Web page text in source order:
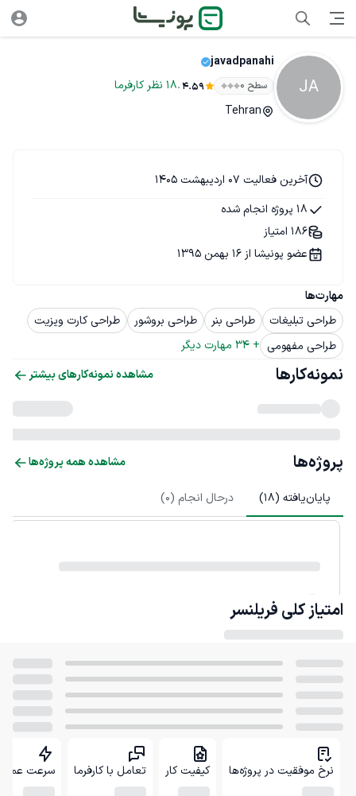
JA
javadpanahi
سطح ۰ 4.59
.
18 نظر کارفرما
Tehran
مهارت‌ها
طراحی تبلیغات
طراحی بنر طراحی بروشور
طراحی کارت ویزیت
طراحی مفهومی +
34 مهارت دیگر
آخرین فعالیت 07 اردیبهشت 1405
18 پروژه انجام شده
186 امتیاز
عضو پونیشا از 16 بهمن 1395
نمونه‌کارها مشاهده نمونه‌کارهای بیشتر
پروژه‌ها مشاهده همه پروژه‌ها
پایان‌یافته (18
) درحال انجام (0
)
امتیاز کلی فریلنسر
نرخ موفقیت در پروژه‌ها کیفیت کار تعامل با کارفرما سرعت عمل